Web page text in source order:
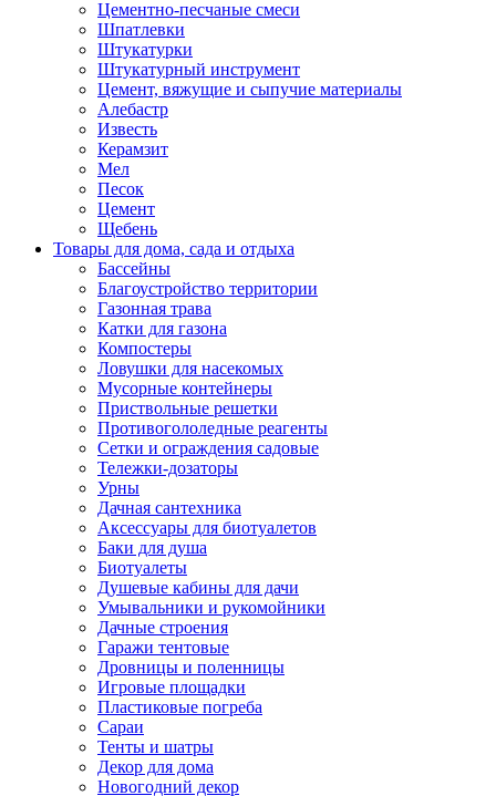
Цементно-песчаные смеси
Шпатлевки
Штукатурки
Штукатурный инструмент
Цемент, вяжущие и сыпучие материалы
Алебастр
Известь
Керамзит
Мел
Песок
Цемент
Щебень
Товары для дома, сада и отдыха
Бассейны
Благоустройство территории
Газонная трава
Катки для газона
Компостеры
Ловушки для насекомых
Мусорные контейнеры
Приствольные решетки
Противогололедные реагенты
Сетки и ограждения садовые
Тележки-дозаторы
Урны
Дачная сантехника
Аксессуары для биотуалетов
Баки для душа
Биотуалеты
Душевые кабины для дачи
Умывальники и рукомойники
Дачные строения
Гаражи тентовые
Дровницы и поленницы
Игровые площадки
Пластиковые погреба
Сараи
Тенты и шатры
Декор для дома
Новогодний декор